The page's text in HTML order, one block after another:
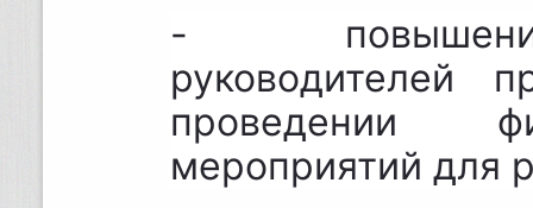
- повышение
руководителей
проведении
мероприятий для